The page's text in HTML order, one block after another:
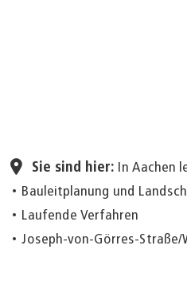
Sie sind hier: In Aachen
Bauleitplanung und
Laufende Verfahren
Joseph-von-Görres-Straße/